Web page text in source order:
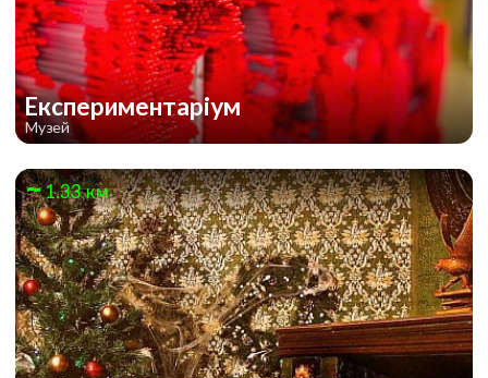
Експериментаріум
Музей
1.33 км